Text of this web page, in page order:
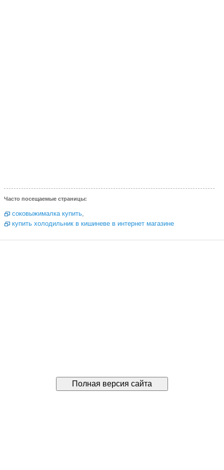
Часто посещаемые страницы:
соковыжималка купить,
купить холодильник в кишиневе в интернет магазине